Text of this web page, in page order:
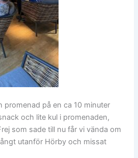
promenad på en ca 10 minuter
och lite kul i promenaden,
som sade till nu får vi vända om
utanför Hörby och missat